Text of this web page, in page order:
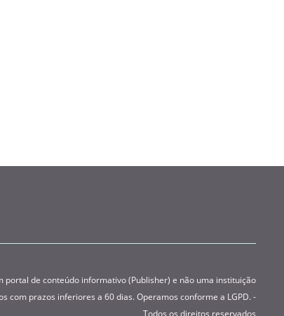
portal de conteúdo informativo (Publisher) e não uma instituição
com prazos inferiores a 60 dias. Operamos conforme a LGPD. -
Todos os direitos reservados